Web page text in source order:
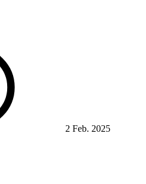
2 Feb. 2025